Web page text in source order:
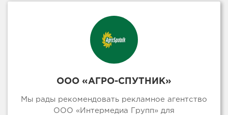
ООО «АГРО-СПУТНИК»
Мы рады рекомендовать рекламное агентство
ООО «Интермедиа Групп» для